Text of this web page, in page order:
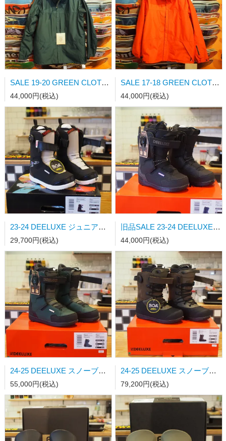
SALE 19-20 GREEN CLOTHING HEAVY JKT GREEN Mサイズ
44,000円(税込)
SALE 17-18 GREEN CLOTHING HEAVY JKT 朱色 Mサイズ
44,000円(税込)
23-24 DEELUXE ジュニアスノーブーツ ROUGH DIAMOND BLACK STAGE1 23.5cm日本正規品
29,700円(税込)
旧品SALE 23-24 DEELUXE スノーブーツ TEAM ID LARA ESSENTIAL BLACK STAGE3 24.5cm日本正規品
44,000円(税込)
24-25 DEELUXE スノーブーツ TEAM ID ESSENTIAL DARK GREEN STAGE3 26.0cm日本正規品
55,000円(税込)
24-25 DEELUXE スノーブーツ ARETH RIN CTF DARK OAK 日本正規品
79,200円(税込)